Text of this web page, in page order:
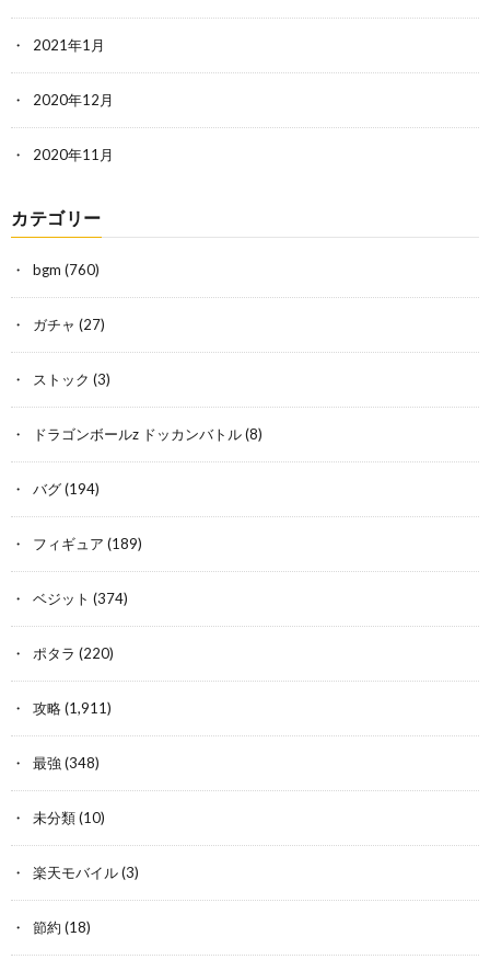
2021年1月
2020年12月
2020年11月
カテゴリー
bgm (760)
ガチャ (27)
ストック (3)
ドラゴンボールz ドッカンバトル(8)
バグ(194)
フィギュア (189)
ベジット (374)
ポタラ (220)
攻略(1,911)
最強 (348)
未分類(10)
楽天モバイル(3)
節約 (18)